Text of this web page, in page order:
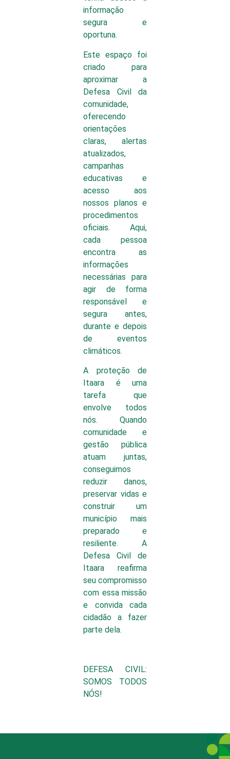
informação
segura e
oportuna.
Este espaço foi
criado para
aproximar a
Defesa Civil da
comunidade,
oferecendo
orientações
claras, alertas
atualizados,
campanhas
educativas e
acesso aos
nossos planos e
procedimentos
oficiais. Aqui,
cada pessoa
encontra as
informações
necessárias para
agir de forma
responsável e
segura antes,
durante e depois
de eventos
climáticos.
A proteção de
Itaara é uma
tarefa que
envolve todos
nós. Quando
comunidade e
gestão pública
atuam juntas,
conseguimos
reduzir danos,
preservar vidas e
construir um
município mais
preparado e
resiliente. A
Defesa Civil de
Itaara reafirma
seu compromisso
com essa missão
e convida cada
cidadão a fazer
parte dela.
DEFESA CIVIL:
SOMOS TODOS
NÓS!